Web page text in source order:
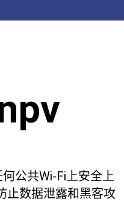
公共Wi-Fi上安全上
止数据泄露和黑客攻